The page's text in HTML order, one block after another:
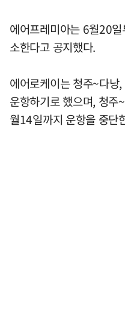
에어프레미아는 6월20
소한다고 공지했다.
에어로케이는 청주~다
운항하기로 했으며, 청
월14일까지 운항을 중단